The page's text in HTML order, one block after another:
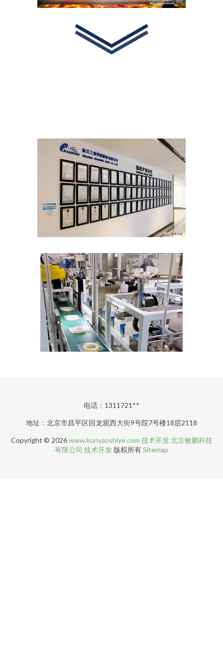
电话：1311721**
地址：北京市昌平区回龙观西大街9号院7号楼18层2118
Copyright © 2026www.kunyaoshiye.com 技术开发 北京敏鹏科技
有限公司 技术开发 版权所有Sitemap